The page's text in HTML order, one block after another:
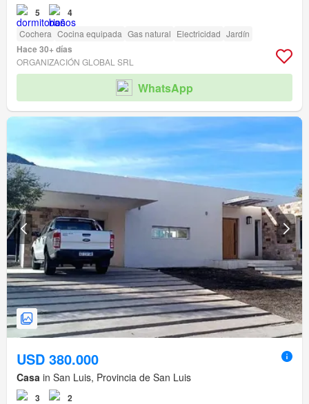
5 4
Cochera Cocina equipada Gas natural Electricidad Jardín
Hace 30+ días
ORGANIZACIÓN GLOBAL SRL
WhatsApp
USD 380.000
Casa in San Luis, Provincia de San Luis
3 2